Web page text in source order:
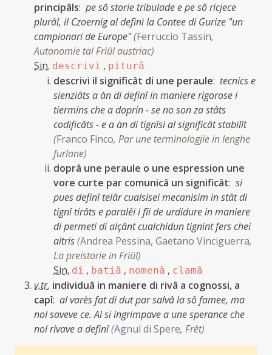
principâls: pe sô storie tribulade e pe sô ricjece
plurâl, il Czoernig al definì la Contee di Gurize "un
campionari de Europe"(Ferruccio Tassin,
Autonomie tal Friûl austriac)
Sin. descrivi , piturâ
descrivi il significât di une peraule: tecnics e
sienziâts a àn di definî in maniere rigorose i
tiermins che a doprin - se no son za stâts
codificâts - e a àn di tignîsi al significât stabilît
(Franco Finco, Par une terminologjie in lenghe
furlane)
doprâ une peraule o une espression une
vore curte par comunicâ un significât: si
pues definî telâr cualsisei mecanisim in stât di
tignî tirâts e paralêi i fîi de urdidure in maniere
di permeti di alçânt cualchidun tignint fers chei
altris(Andrea Pessina, Gaetano Vinciguerra,
La preistorie in Friûl)
Sin. dî , batiâ , nomenâ , clamâ
v.tr. individuâ in maniere di rivâ a cognossi, a
capî: al varès fat di dut par salvâ la sô famee, ma
nol saveve ce. Al si ingrimpave a une sperance che
nol rivave a definî(Agnul di Spere, Frêt)